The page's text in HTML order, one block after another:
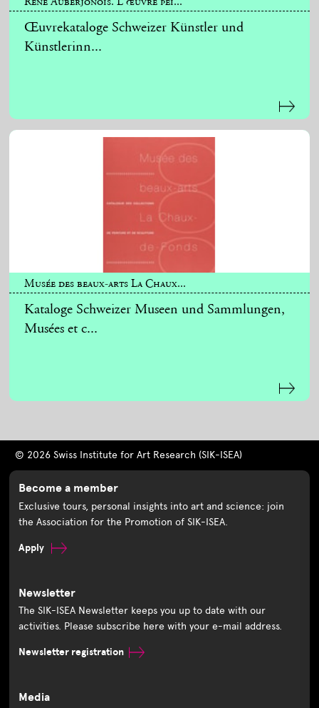
Œuvrekataloge Schweizer Künstler und
Künstlerinn...
Musée des beaux-arts La Chaux...
Kataloge Schweizer Museen und Sammlungen,
Musées et c...
© 2026 Swiss Institute for Art Research (SIK-ISEA)
Become a member
Exclusive tours, personal insights into art and science: join
the Association for the Promotion of SIK-ISEA.
Apply
Newsletter
The SIK-ISEA Newsletter keeps you up to date with our
activities. Please subscribe here with your e-mail address.
Newsletter registration
Media